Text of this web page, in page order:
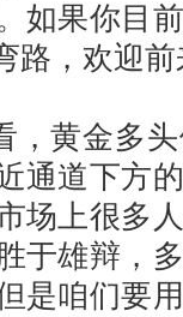
如果你目
路，欢迎
黄金多头
通道下方
场上很多
于雄辩，
是咱们要